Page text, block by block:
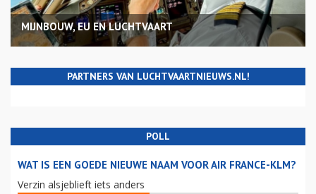
MIJNBOUW, EU EN LUCHTVAART
PARTNERS VAN LUCHTVAARTNIEUWS.NL!
POLL
WAT IS EEN GOEDE NIEUWE NAAM VOOR AIR FRANCE-KLM?
Verzin alsjeblieft iets anders